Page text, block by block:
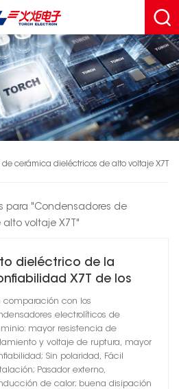
cerámica dieléctricos de alto voltaje X7T
para "Condensadores de
voltaje X7T"
dieléctrico de la
X7T de los
cerámicos
soporte metálico no
comparación con los
electrolíticos de
mayor resistencia de
y voltaje de ruptura, mayor
Sin polaridad, Fácil
Pasador externo,
de calor; buena disipación